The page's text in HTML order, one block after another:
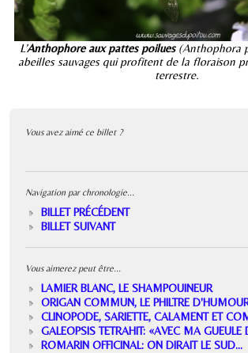
L’Anthophore aux pattes poilues(Anthophora
abeilles sauvages qui profitent de la floraison
terrestre.
Vous avez aimé ce billet ?
Navigation par chronologie...
BILLET PRÉCÉDENT
BILLET SUIVANT
Vous aimerez peut être...
LAMIER BLANC, LE SHAMPOUINEUR
ORIGAN COMMUN, LE PHILTRE
CLINOPODE, SARIETTE, CALAMENT ET
GALEOPSIS TETRAHIT: «AVEC MA GUEULE
ROMARIN OFFICINAL: ON DIRAIT LE SUD...